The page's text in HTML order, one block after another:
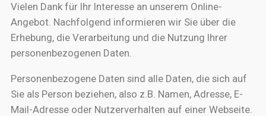
Vielen Dank für Ihr Interesse an unserem Online-
Angebot. Nachfolgend informieren wir Sie über die
Erhebung, die Verarbeitung und die Nutzung Ihrer
personenbezogenen Daten.
Personenbezogene Daten sind alle Daten, die sich auf
Sie als Person beziehen, also z.B. Namen, Adresse, E-
Mail-Adresse oder Nutzerverhalten auf einer Webseite.